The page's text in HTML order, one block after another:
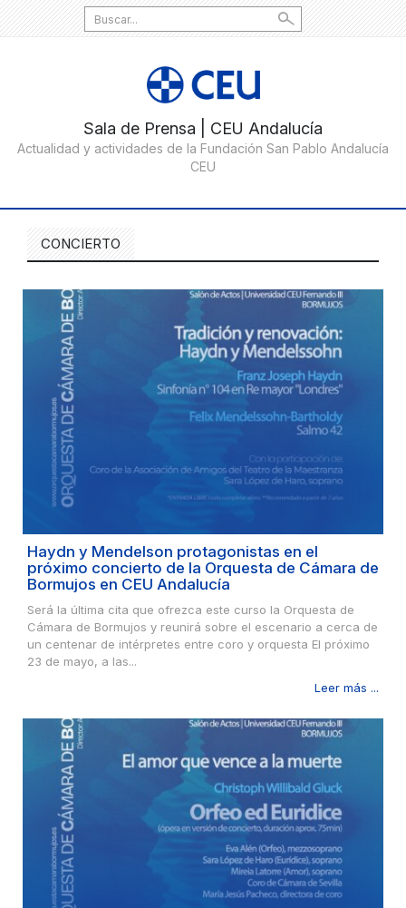
Search
for:
CONCIERTO
Haydn y Mendelson protagonistas en el
próximo concierto de la Orquesta de Cámara de
Bormujos en CEU Andalucía
Será la última cita que ofrezca este curso la Orquesta de
Cámara de Bormujos y reunirá sobre el escenario a cerca de
un centenar de intérpretes entre coro y orquesta El próximo
23 de mayo, a las...
Leer más ...